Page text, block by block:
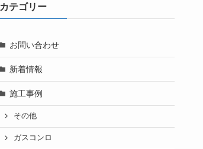
カテゴリー
お問い合わせ
新着情報
施工事例
その他
ガスコンロ